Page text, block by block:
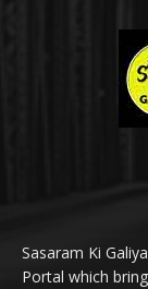
Sasaram Ki
Portal which